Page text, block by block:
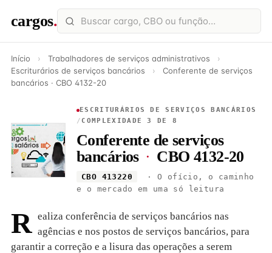
cargos.
Início › Trabalhadores de serviços administrativos
›
Escriturários de serviços bancários
›
Conferente de serviços
bancários · CBO 4132-20
ESCRITURÁRIOS DE SERVIÇOS BANCÁRIOS
/ COMPLEXIDADE 3 DE 8
Conferente de serviços
bancários · CBO 4132-20
CBO 413220
· O ofício, o caminho
e o mercado em uma só leitura
R ealiza conferência de serviços bancários nas
agências e nos postos de serviços bancários, para
garantir a correção e a lisura das operações a serem